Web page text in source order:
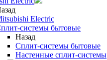
Electric
системы бытовые
Назад
Сплит-системы бытовые
Настенные сплит-системы